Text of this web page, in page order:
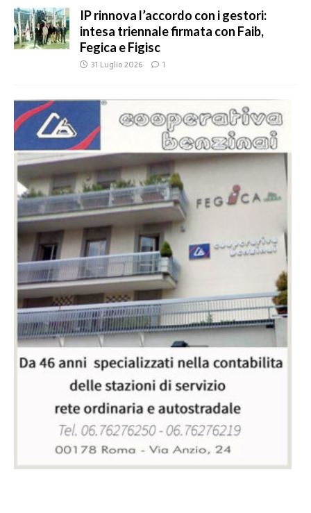
IP rinnova l’accordo con i gestori:
intesa triennale firmata con Faib,
Fegica e Figisc
31 Luglio 2026 1